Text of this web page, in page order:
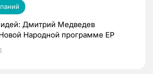
Дмитрий Медведев
Народной программе ЕР